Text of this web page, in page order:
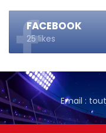
FACEBOOK
25 likes
Email :